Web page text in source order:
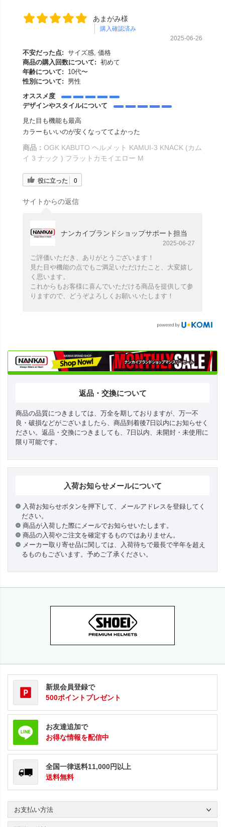
あまがみ様
購入確認済み
2025-06-26
不安だった点: サイズ感, 価格
商品の購入回数について: 初めて
年齢について:
10代〜
性別について:
男性
オススメ度
デザインやスタイルについて
見た目も機能も最高
カラーもいいのが安くなっててよかった
商品： OGK KABUTO ヘルメット KAMUI-3 KNACK (カム
イ 3 ナック ) フラットカモイエロー M
役に立った 0
サイトからの返信
ナンカイブランドショップサポート担当
2025-06-27
ご評価いただき、ありがとうございます！
見た目や機能の点でもご満足いただけたこと、大変嬉し
く思います。
これからもお客様に喜んでいただける商品を提供して参
りますので、どうぞよろしくお願いいたします！
返品・交換について
商品の品質につきましては、万全を期しておりますが、万一不
良・破損などがございましたら、商品到着後7日以内にお知らせく
ださい。返品・交換につきましても、7日以内、未開封・未使用に
限り可能です。
入荷お知らせメールについて
入荷お知らせボタンを押下して、メールアドレスを登録してく
ださい。
商品が入荷した際にメールでお知らせいたします。
商品の入荷やご注文を確定するものではありません。
メーカー取り寄せ品に関しては、入荷待ちで最長で半年を超え
るものもございます。予めご了承ください。
新規会員登録で
500ポイントプレゼント
お友達追加で
お得な情報を配信中
全国一律送料11,000円以上
送料無料
お支払い方法